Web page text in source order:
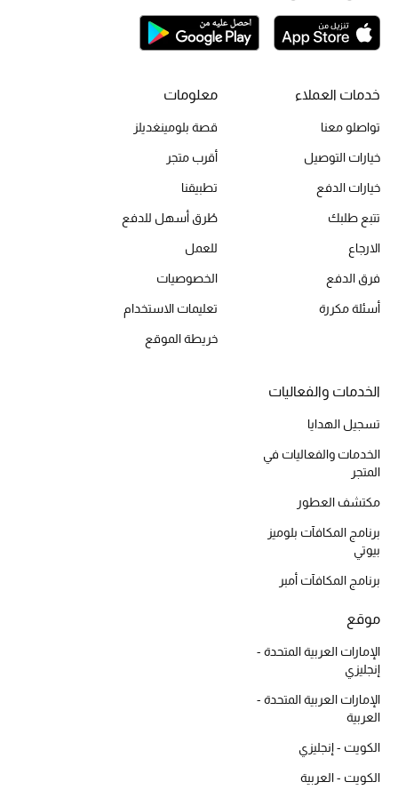
تشكيلة الأعراس
ركن الفخامة
جميع الملابس النسائية
جميع الأحذية النسائية
جميع الحقائب النسائية
تسوقوا للنساء
الموسم الجديد
الحقائب النسائية
دليل ملتزمات الحقائب
حقائب رجالية
حقائب الأطفال
أبرز المصممين
خدمات العملاء
تواصلو معنا
خيارات التوصيل
خيارات الدفع
تتبع طلبك
الارجاع
فرق الدفع
أسئلة مكررة
معلومات
قصة بلومينغديلز
أقرب متجر
تطبيقنا
طُرق أسهل للدفع
للعمل
الخصوصيات
تعليمات الاستخدام
خريطة الموقع
الخدمات والفعاليات
تسجيل الهدايا
الخدمات والفعاليات في
المتجر
مكتشف العطور
برنامج المكافآت بلوميز
بيوتي
برنامج المكافآت أمبر
موقع
الإمارات العربية المتحدة -
إنجليزي
الإمارات العربية المتحدة -
العربية
الكويت - إنجليزي
الكويت - العربية